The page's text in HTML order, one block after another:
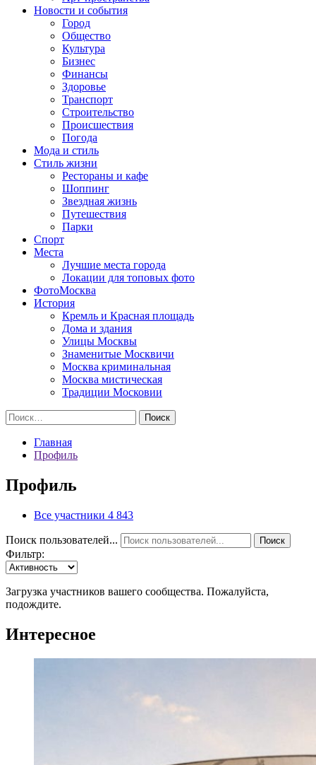
Новости и события
Город
Общество
Культура
Бизнес
Финансы
Здоровье
Транспорт
Строительство
Происшествия
Погода
Мода и стиль
Стиль жизни
Рестораны и кафе
Шоппинг
Звездная жизнь
Путешествия
Парки
Спорт
Места
Лучшие места города
Локации для топовых фото
ФотоМосква
История
Кремль и Красная площадь
Дома и здания
Улицы Москвы
Знаменитые Москвичи
Москва криминальная
Москва мистическая
Традиции Московии
Найти:
Главная
Профиль
Профиль
Все участники 4 843
Поиск пользователей... Поиск
Фильтр:
Загрузка участников вашего сообщества. Пожалуйста,
подождите.
Интересное